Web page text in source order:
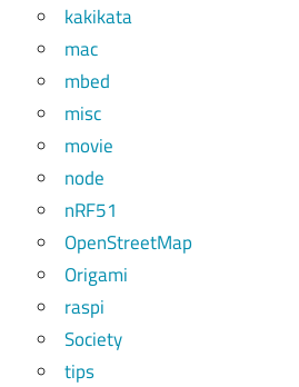
kakikata
mac
mbed
misc
movie
node
nRF51
OpenStreetMap
Origami
raspi
Society
tips